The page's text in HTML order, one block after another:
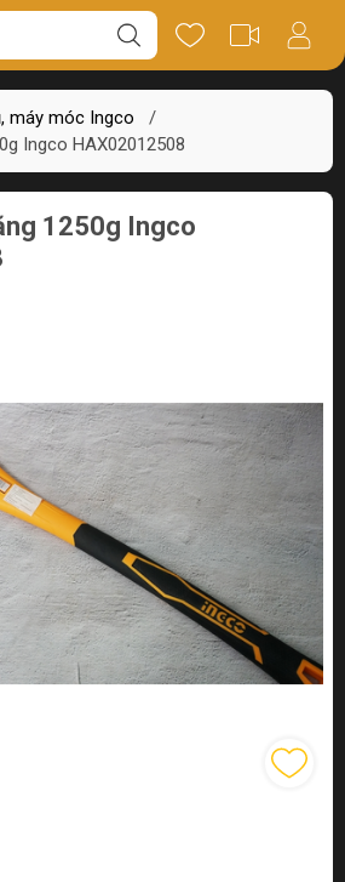
máy móc Ingco
/
Ingco HAX02012508
Thông số Review
1250g Ingco